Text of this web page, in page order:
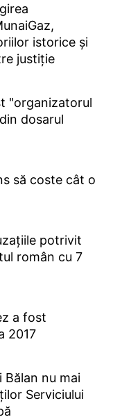
istorice și
justiție
"organizatorul
dosarul
să coste cât o
potrivit
român cu 7
a fost
2017
Bălan nu mai
Serviciului